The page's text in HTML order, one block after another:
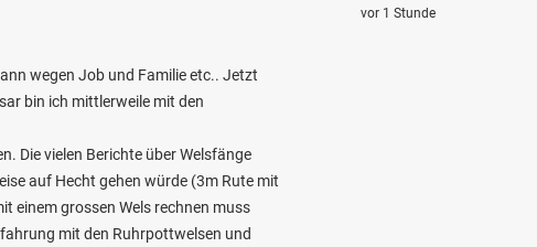
wegen Job und Familie etc.. Jetzt
bin ich mittlerweile mit den
Die vielen Berichte über Welsfänge
auf Hecht gehen würde (3m Rute mit
einem grossen Wels rechnen muss
mit den Ruhrpottwelsen und
vor 1 Stunde